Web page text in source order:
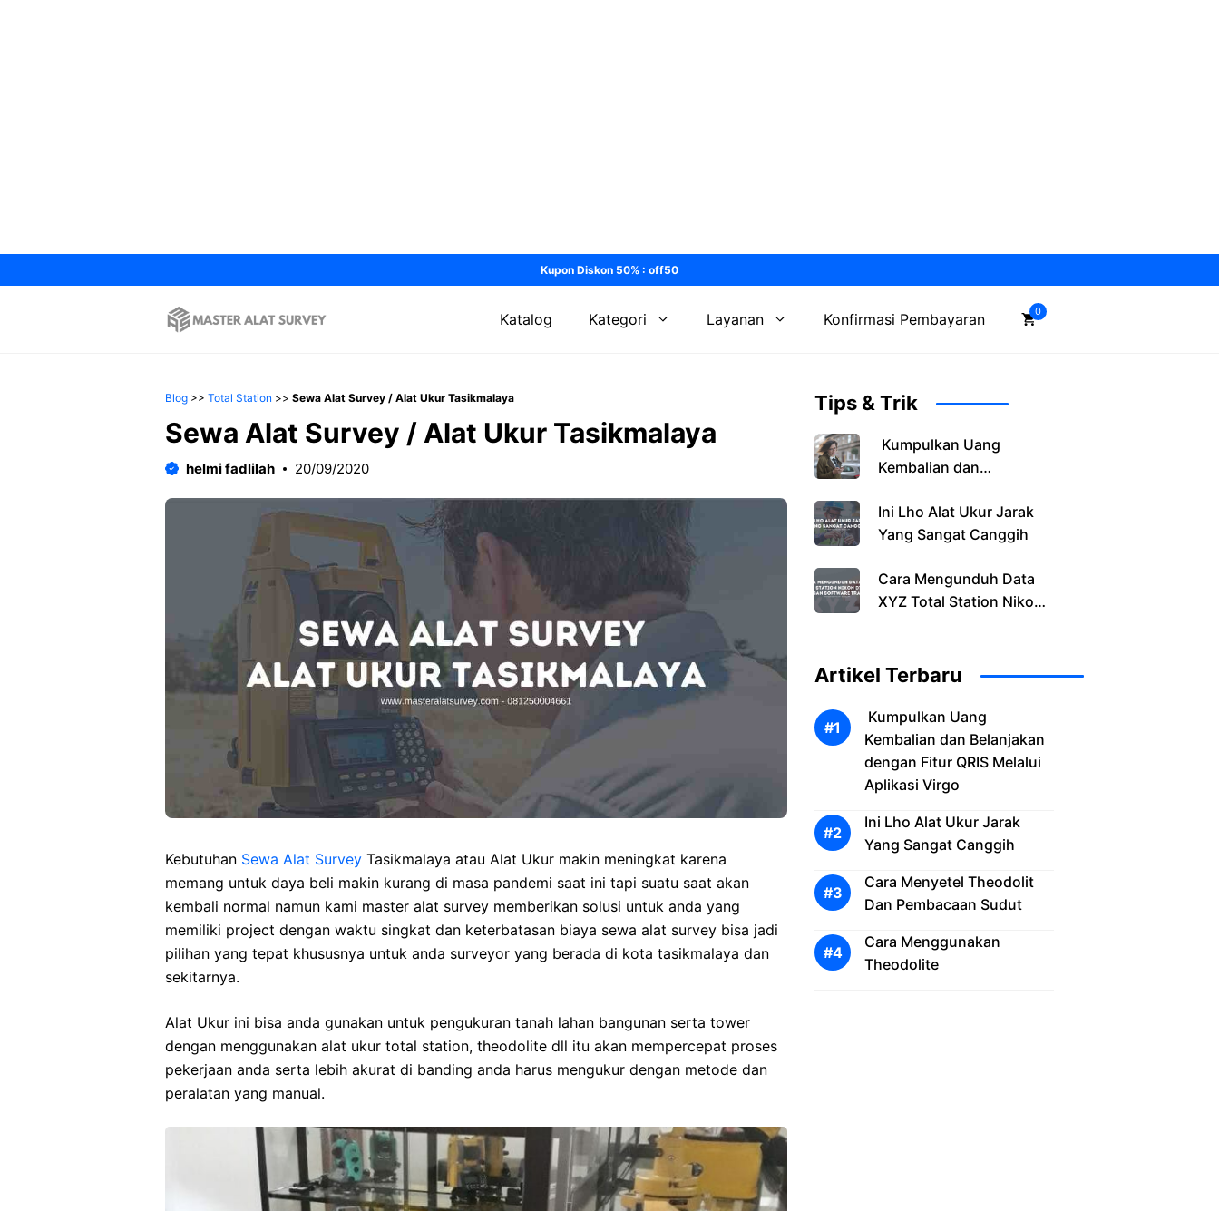
ke
Kupon Diskon 50% : off50
Katalog Kategori Layanan Konfirmasi Pembayaran 0
Blog >> Total Station >> Sewa Alat Survey / Alat Ukur Tasikmalaya
Sewa Alat Survey / Alat Ukur Tasikmalaya
helmi fadlilah 20/09/2020
Kebutuhan Sewa Alat Survey Tasikmalaya atau Alat Ukur makin meningkat karena
memang untuk daya beli makin kurang di masa pandemi saat ini tapi suatu saat akan
kembali normal namun kami master alat survey memberikan solusi untuk anda yang
memiliki project dengan waktu singkat dan keterbatasan biaya sewa alat survey bisa jadi
pilihan yang tepat khususnya untuk anda surveyor yang berada di kota tasikmalaya dan
sekitarnya.
Alat Ukur ini bisa anda gunakan untuk pengukuran tanah lahan bangunan serta tower
dengan menggunakan alat ukur total station, theodolite dll itu akan mempercepat proses
pekerjaan anda serta lebih akurat di banding anda harus mengukur dengan metode dan
peralatan yang manual.
Tips & Trik
Kumpulkan Uang
Kembalian dan
QRIS Melalui Aplikasi
Virgo
Ini Lho Alat Ukur Jarak
Yang Sangat Canggih
Cara Mengunduh Data
XYZ Total Station Nikon
Artikel Terbaru
Kumpulkan Uang
Kembalian dan Belanjakan
dengan Fitur QRIS Melalui
Aplikasi Virgo
Ini Lho Alat Ukur Jarak
Yang Sangat Canggih
Cara Menyetel Theodolit
Dan Pembacaan Sudut
Cara Menggunakan
Theodolite